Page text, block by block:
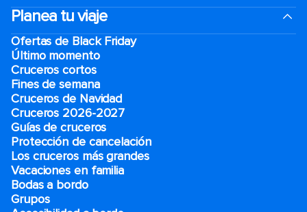
Planea tu viaje
Ofertas de Black Friday
Último momento
Cruceros cortos
Fines de semana
Cruceros de Navidad
Cruceros 2026-2027
Guías de cruceros
Protección de cancelación
Los cruceros más grandes
Vacaciones en familia
Bodas a bordo
Grupos